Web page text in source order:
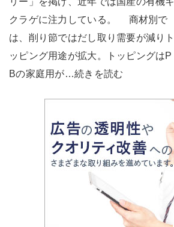
クラゲに注力している。 商材別で
は、削り節ではだし取り需要が減りト
ッピング用途が拡大。トッピングはP
Bの家庭用が…続きを読む